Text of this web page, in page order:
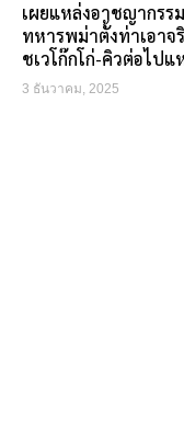
เผยแหล่งอาชญากรร
ทหารพม่าตั้งท่าเอาจ
ชเวโก๊กโก่-คิวต่อไปแ
3 ธันวาคม, 2025